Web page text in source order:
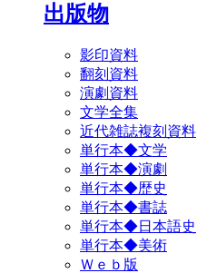
出版物
影印資料
翻刻資料
演劇資料
文学全集
近代雑誌複刻資料
単行本◆文学
単行本◆演劇
単行本◆歴史
単行本◆書誌
単行本◆日本語史
単行本◆美術
Ｗｅｂ版